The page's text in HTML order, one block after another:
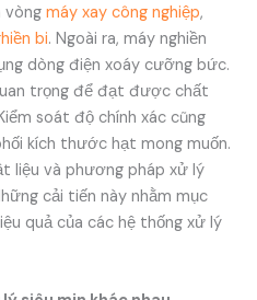
vòngmáy xay công nghiệp,
bi. Ngoài ra, máy nghiền
dòng điện xoáy cưỡng bức.
trọng để đạt được chất
soát độ chính xác cũng
kích thước hạt mong muốn.
liệu và phương pháp xử lý
cải tiến này nhằm mục
quả của các hệ thống xử lý